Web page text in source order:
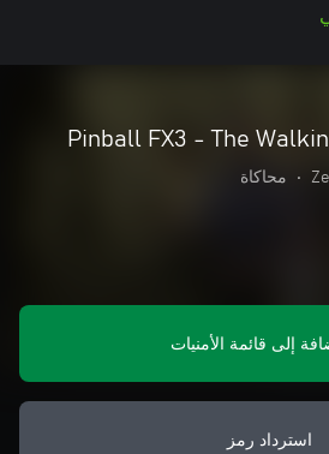
Pinball FX3 - The
• محاكاة
إلى قائمة الأمنيات
استرداد رمز